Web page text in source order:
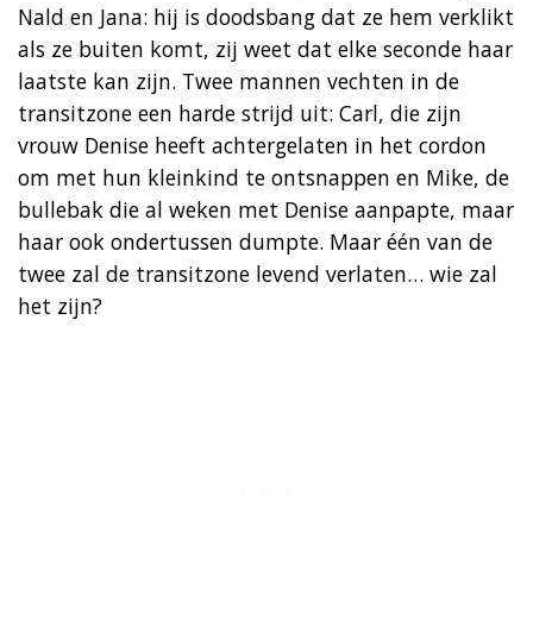
Nald en Jana: hij is doodsbang dat ze hem verklikt
als ze buiten komt, zij weet dat elke seconde haar
laatste kan zijn. Twee mannen vechten in de
transitzone een harde strijd uit: Carl, die zijn
vrouw Denise heeft achtergelaten in het cordon
om met hun kleinkind te ontsnappen en Mike, de
bullebak die al weken met Denise aanpapte, maar
haar ook ondertussen dumpte. Maar één van de
twee zal de transitzone levend verlaten… wie zal
het zijn?